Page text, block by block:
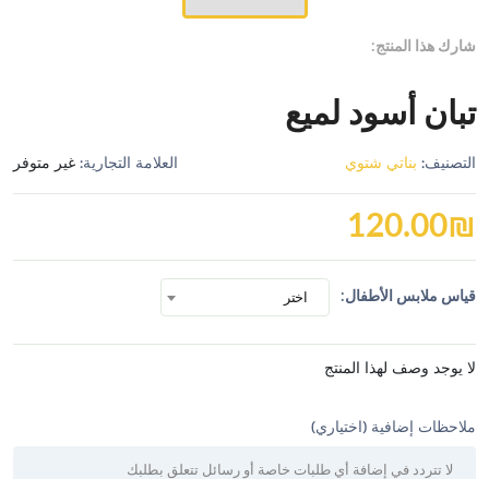
شارك هذا المنتج:
تبان أسود لميع
التصنيف:بناتي شتوي العلامة التجارية:غير متوفر
120.00₪
قياس ملابس الأطفال: اختر
لا يوجد وصف لهذا المنتج
ملاحظات إضافية (اختياري)